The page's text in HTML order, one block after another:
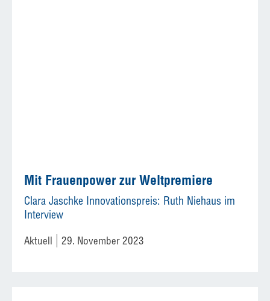
Mit Frauenpower zur Weltpremiere
Clara Jaschke Innovationspreis: Ruth Niehaus im
Interview
Aktuell 29. November 2023